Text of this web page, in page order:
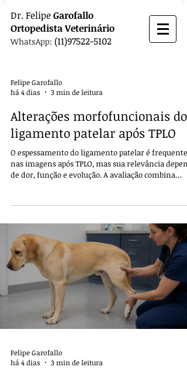
Dr. FelipeGarofallo
OrtopedistaVeterinário
WhatsApp: (11)97522-5102
Felipe Garofallo
há 4 dias
3 min de leitura
Alterações morfofuncionais do
ligamento patelar após TPLO
O espessamento do ligamento patelar é frequente
nas imagens após TPLO, mas sua relevância
de dor, função e evolução. A avaliação combina
Felipe Garofallo
há 4 dias
3 min de leitura